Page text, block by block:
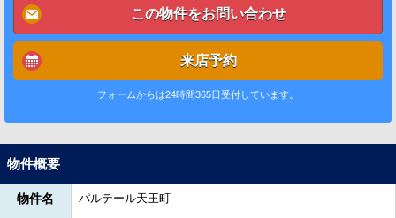
この物件をお問い合わせ
来店予約
フォームからは24時間365日受付しています。
物件概要
物件名 パルテール天王町